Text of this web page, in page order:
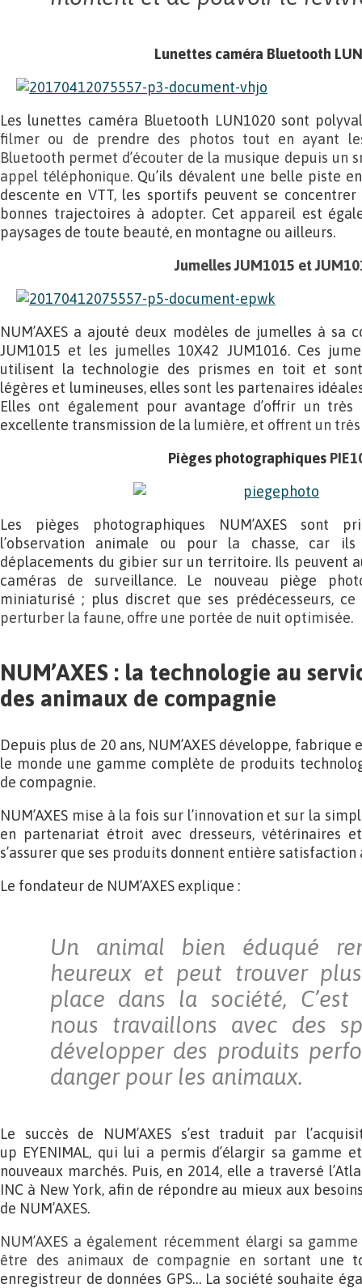
Lunettes caméra Bluetooth
Les lunettes caméra Bluetooth LUN1020 sont
filmer ou de prendre des photos tout en ayant
Bluetooth permet d’écouter de la musique depuis un
appel téléphonique. Qu’ils dévalent une belle piste
descente en VTT, les sportifs peuvent se
bonnes trajectoires à adopter. Cet appareil est
paysages de toute beauté, en montagne ou ailleurs.
Jumelles JUM1015 et
NUM’AXES a ajouté deux modèles de jumelles à sa
JUM1015 et les jumelles 10X42 JUM1016. Ces
utilisent la technologie des prismes en toit et sont
légères et lumineuses, elles sont les partenaires
Elles ont également pour avantage d’offrir un
excellente transmission de la lumière, et offrent un
Pièges photographiques
Les pièges photographiques NUM’AXES sont
l’observation animale ou pour la chasse, car
déplacements du gibier sur un territoire. Ils peuvent
caméras de surveillance. Le nouveau piège
miniaturisé ; plus discret que ses prédécesseurs, ce
perturber la faune, offre une portée de nuit optimisée.
NUM’AXES : la technologie au
des animaux de compagnie
Depuis plus de 20 ans, NUM’AXES développe,
le monde une gamme complète de produits
de compagnie.
NUM’AXES mise à la fois sur l’innovation et sur la
en partenariat étroit avec dresseurs, vétérinaires
s’assurer que ses produits donnent entière
Le fondateur de NUM’AXES explique :
Un animal bien éduqué
heureux et peut trouver
place dans la société,
nous travaillons avec des
développer des produits
danger pour les animaux.
Le succès de NUM’AXES s’est traduit par
up EYENIMAL, qui lui a permis d’élargir sa gamme
nouveaux marchés. Puis, en 2014, elle a traversé
INC à New York, afin de répondre au mieux aux
de NUM’AXES.
NUM’AXES a également récemment élargi sa
être des animaux de compagnie en sortant une
enregistreur de données GPS… La société souhaite